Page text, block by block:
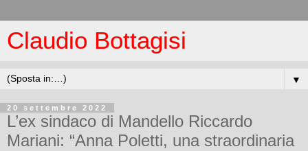
Claudio Bottagisi
▼
20 settembre 2022
L’ex sindaco di Mandello Riccardo
Mariani: “Anna Poletti, una straordinaria